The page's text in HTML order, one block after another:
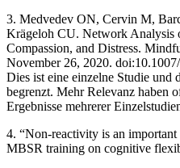
3. Medvedev ON, Cervin M,
Krägeloh CU. Network Analysis
Compassion, and Distress.
November 26, 2020.
Dies ist eine einzelne Studie und
begrenzt. Mehr Relevanz haben
Ergebnisse mehrerer
4. “Non-reactivity is an
MBSR training on cognitive